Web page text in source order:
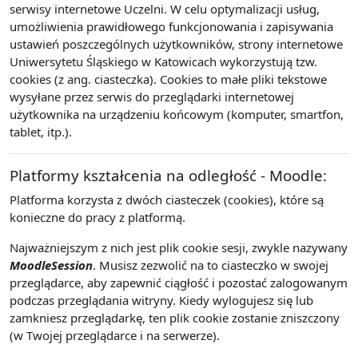
serwisy internetowe Uczelni. W celu optymalizacji usług,
umożliwienia prawidłowego funkcjonowania i zapisywania
ustawień poszczególnych użytkowników, strony internetowe
Uniwersytetu Śląskiego w Katowicach wykorzystują tzw.
cookies (z ang. ciasteczka). Cookies to małe pliki tekstowe
wysyłane przez serwis do przeglądarki internetowej
użytkownika na urządzeniu końcowym (komputer, smartfon,
tablet, itp.).
Platformy kształcenia na odległość - Moodle:
Platforma korzysta z dwóch ciasteczek (cookies), które są
konieczne do pracy z platformą.
Najważniejszym z nich jest plik cookie sesji, zwykle nazywany
MoodleSession. Musisz zezwolić na to ciasteczko w swojej
przeglądarce, aby zapewnić ciągłość i pozostać zalogowanym
podczas przeglądania witryny. Kiedy wylogujesz się lub
zamkniesz przeglądarkę, ten plik cookie zostanie zniszczony
(w Twojej przeglądarce i na serwerze).